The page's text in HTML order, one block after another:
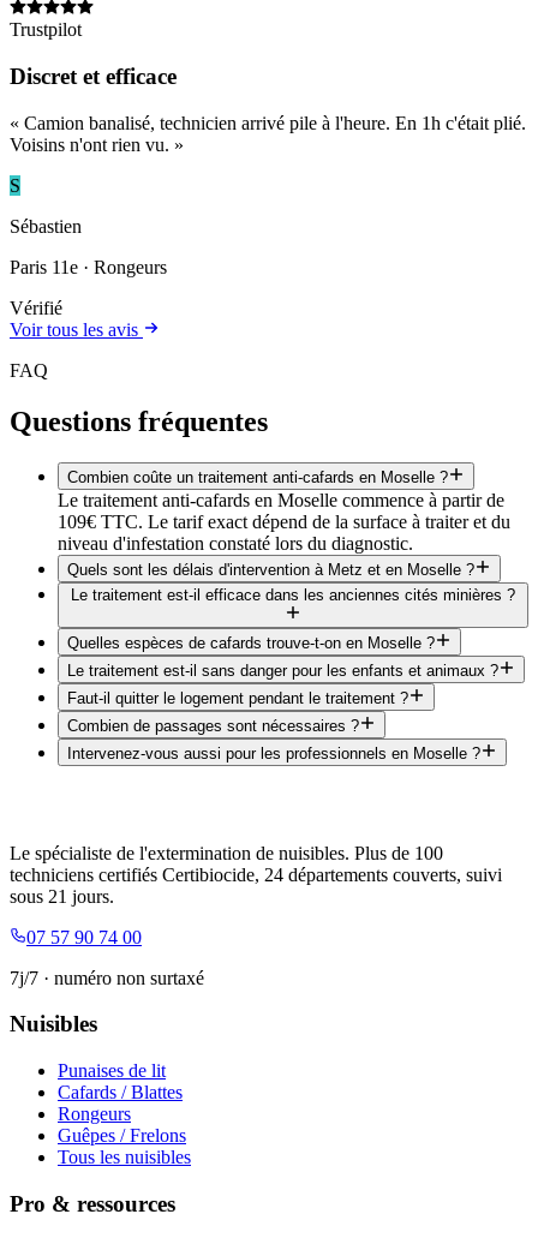
Trustpilot
Discret et efficace
« Camion banalisé, technicien arrivé pile à l'heure. En 1h c'était plié.
Voisins n'ont rien vu. »
S
Sébastien
Paris 11e · Rongeurs
Vérifié
Voir tous les avis
FAQ
Questions fréquentes
Combien coûte un traitement anti-cafards en Moselle ?
Le traitement anti-cafards en Moselle commence à partir de
109€ TTC. Le tarif exact dépend de la surface à traiter et du
niveau d'infestation constaté lors du diagnostic.
Quels sont les délais d'intervention à Metz et en Moselle ?
Le traitement est-il efficace dans les anciennes cités minières ?
Quelles espèces de cafards trouve-t-on en Moselle ?
Le traitement est-il sans danger pour les enfants et animaux ?
Faut-il quitter le logement pendant le traitement ?
Combien de passages sont nécessaires ?
Intervenez-vous aussi pour les professionnels en Moselle ?
Le spécialiste de l'extermination de nuisibles. Plus de 100
techniciens certifiés Certibiocide, 24 départements couverts, suivi
sous 21 jours.
07 57 90 74 00
7j/7 · numéro non surtaxé
Nuisibles
Punaises de lit
Cafards / Blattes
Rongeurs
Guêpes / Frelons
Tous les nuisibles
Pro & ressources